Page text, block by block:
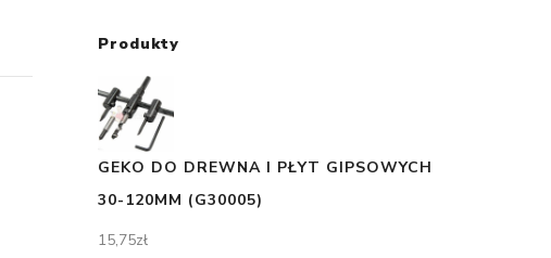
Produkty
GEKO DO DREWNA I PŁYT GIPSOWYCH
30-120MM (G30005)
15,75zł